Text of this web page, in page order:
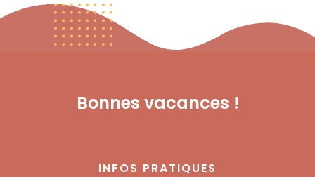
Bonnes vacances !
INFOS PRATIQUES